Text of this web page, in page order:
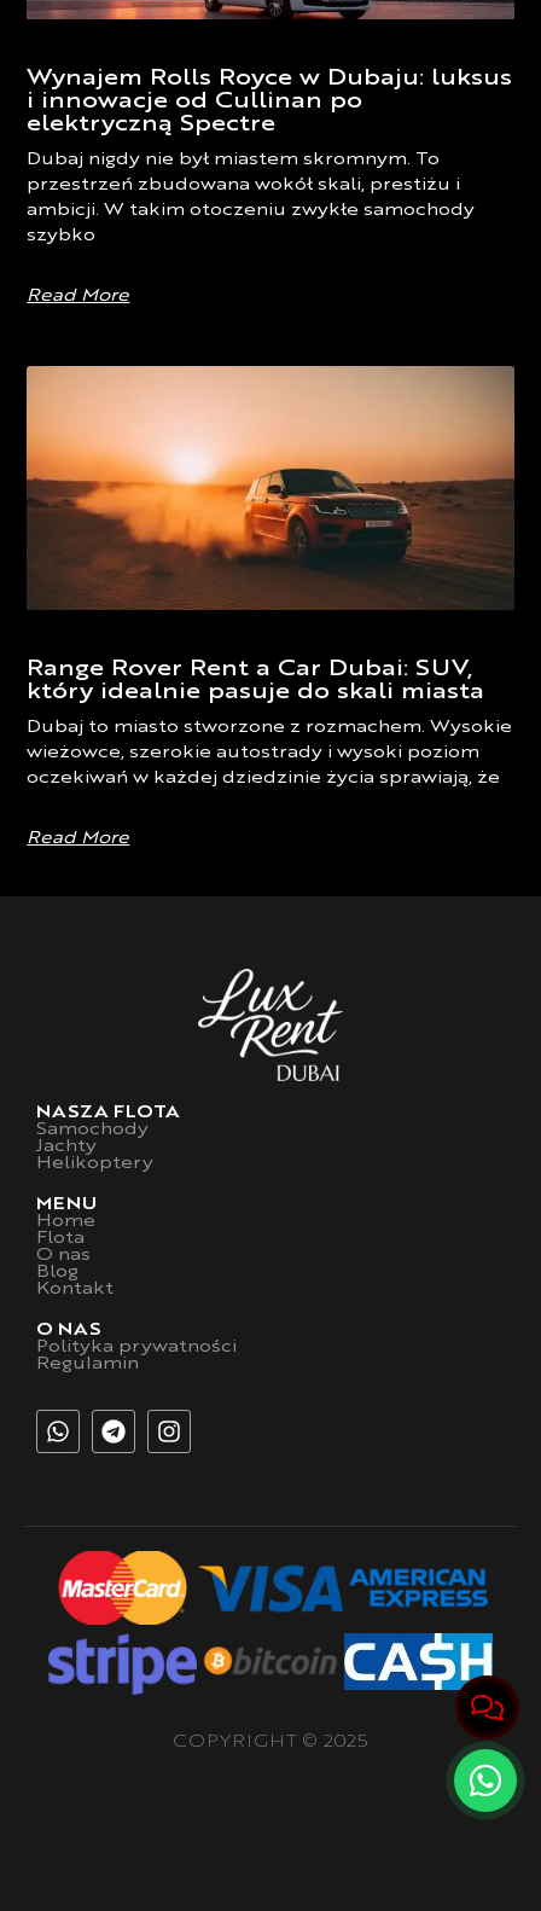
Wynajem Rolls Royce w Dubaju: luksus
i innowacje od Cullinan po
elektryczną Spectre
Dubaj nigdy nie był miastem skromnym. To
przestrzeń zbudowana wokół skali, prestiżu i
ambicji. W takim otoczeniu zwykłe samochody
szybko
Read More
Range Rover Rent a Car Dubai: SUV,
który idealnie pasuje do skali miasta
Dubaj to miasto stworzone z rozmachem. Wysokie
wieżowce, szerokie autostrady i wysoki poziom
oczekiwań w każdej dziedzinie życia sprawiają, że
Read More
NASZA FLOTA
Samochody
Jachty
Helikoptery
MENU
Home
Flota
O nas
Blog
Kontakt
O NAS
Polityka prywatności
Regulamin
COPYRIGHT © 2025